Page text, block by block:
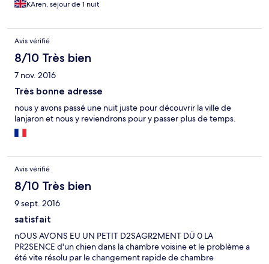
paid for breakfast which was ok. Value for money, compared to
KAren, séjour de 1 nuit
Avis vérifié
8/10 Très bien
7 nov. 2016
Très bonne adresse
nous y avons passé une nuit juste pour découvrir la ville de
lanjaron et nous y reviendrons pour y passer plus de temps.
Avis vérifié
8/10 Très bien
9 sept. 2016
satisfait
nOUS AVONS EU UN PETIT D2SAGR2MENT DÜ 0 LA
PR2SENCE d'un chien dans la chambre voisine et le problème a
été vite résolu par le changement rapide de chambre